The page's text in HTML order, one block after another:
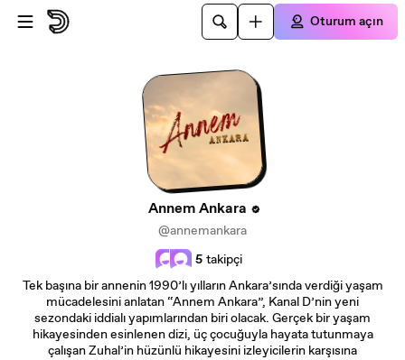
Ana içeriğe atla
Oturum açın
Annem Ankara
@annemankara
5 takipçi
Tek başına bir annenin 1990’lı yılların Ankara’sında verdiği yaşam
mücadelesini anlatan “Annem Ankara”, Kanal D’nin yeni
sezondaki iddialı yapımlarından biri olacak. Gerçek bir yaşam
hikayesinden esinlenen dizi, üç çocuğuyla hayata tutunmaya
çalışan Zuhal’in hüzünlü hikayesini izleyicilerin karşısına